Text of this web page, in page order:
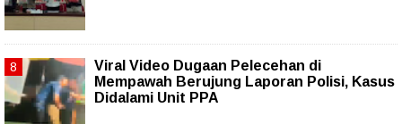
Viral Video Dugaan Pelecehan di
Mempawah Berujung Laporan Polisi, Kasus
Didalami Unit PPA